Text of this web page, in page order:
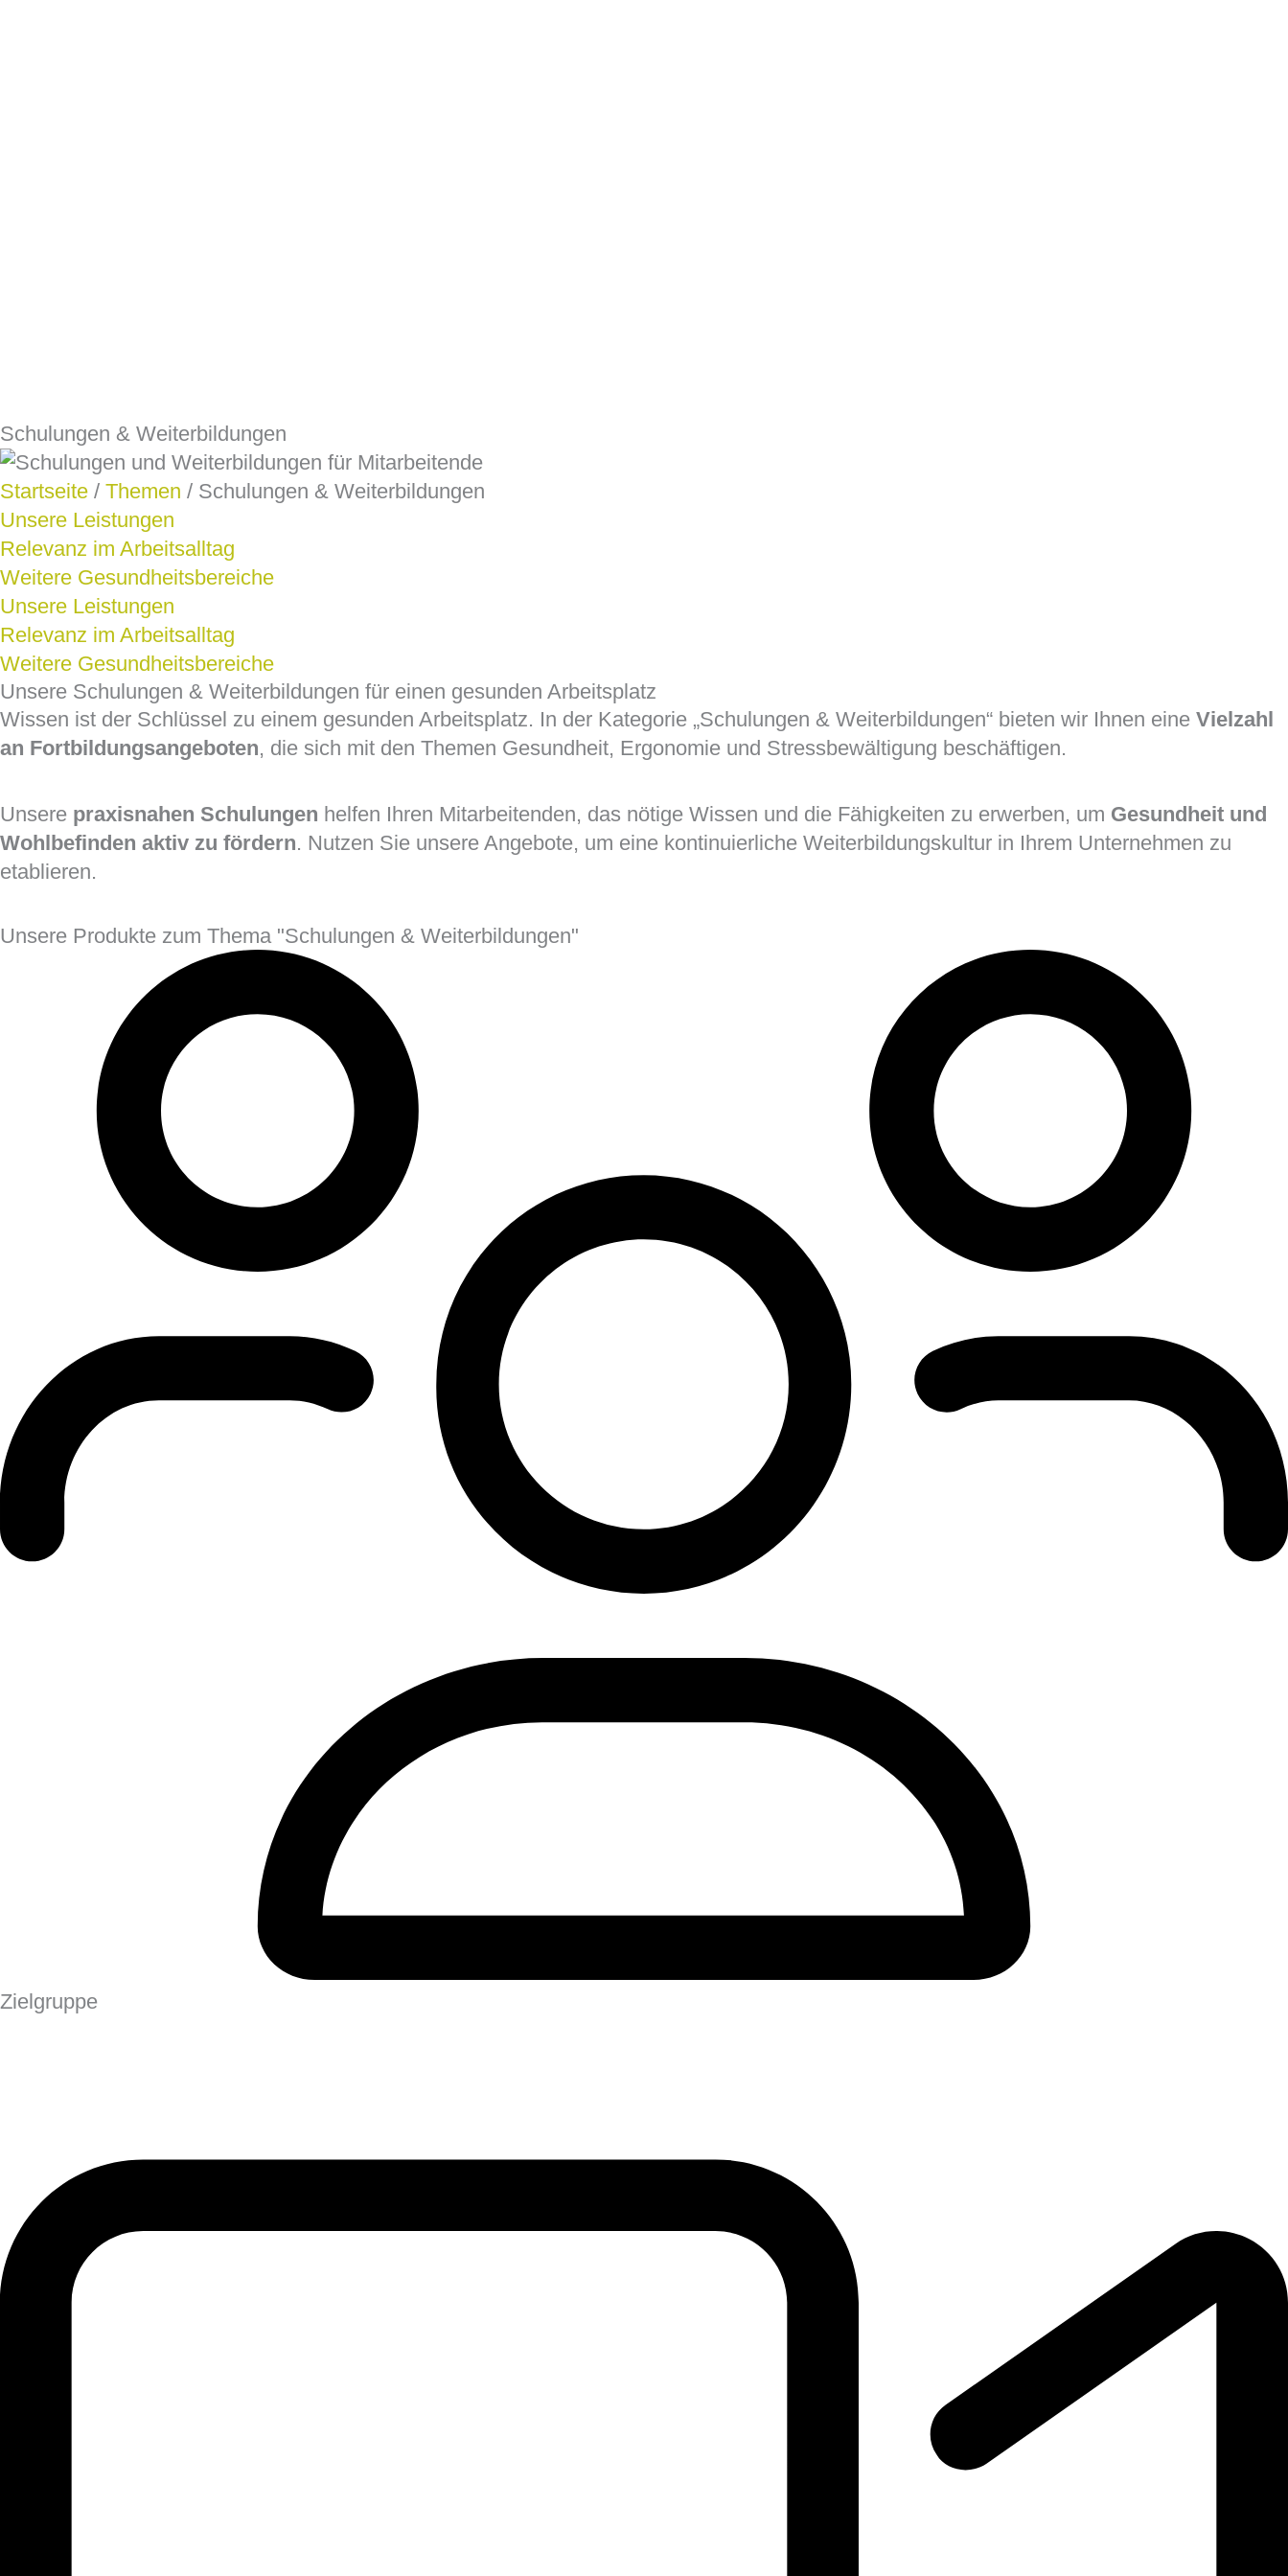
Schulungen & Weiterbildungen
Startseite / Themen / Schulungen & Weiterbildungen
Unsere Leistungen
Relevanz im Arbeitsalltag
Weitere Gesundheitsbereiche
Unsere Leistungen
Relevanz im Arbeitsalltag
Weitere Gesundheitsbereiche
Unsere Schulungen & Weiterbildungen für einen gesunden Arbeitsplatz
Wissen ist der Schlüssel zu einem gesunden Arbeitsplatz. In der Kategorie „Schulungen & Weiterbildungen“ bieten wir Ihnen eine Vielzahl
an Fortbildungsangeboten, die sich mit den Themen Gesundheit, Ergonomie und Stressbewältigung beschäftigen.
Unsere praxisnahen Schulungen helfen Ihren Mitarbeitenden, das nötige Wissen und die Fähigkeiten zu erwerben, um Gesundheit und
Wohlbefinden aktiv zu fördern. Nutzen Sie unsere Angebote, um eine kontinuierliche Weiterbildungskultur in Ihrem Unternehmen zu
etablieren.
Unsere Produkte zum Thema "Schulungen & Weiterbildungen"
Zielgruppe